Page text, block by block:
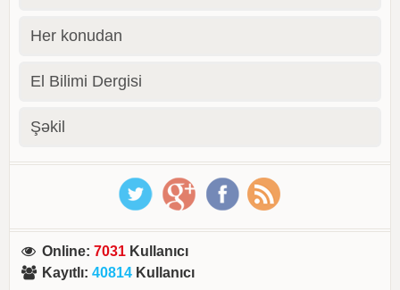
Her konudan
El Bilimi Dergisi
Şəkil
Online:7031 Kullanıcı
Kayıtlı:40814 Kullanıcı